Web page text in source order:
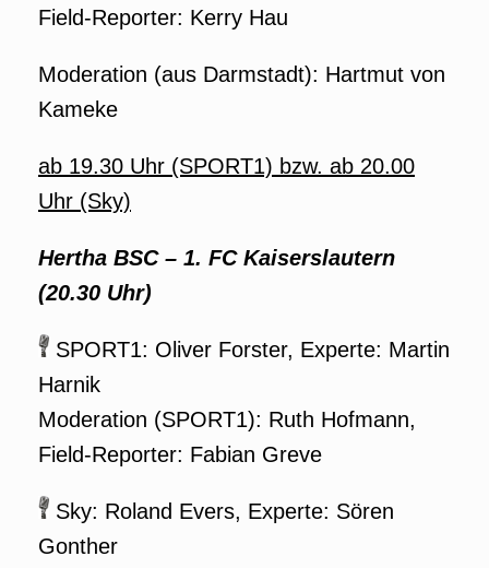
Field-Reporter: Kerry Hau
Moderation (aus Darmstadt): Hartmut von
Kameke
ab 19.30 Uhr (SPORT1) bzw. ab 20.00
Uhr (Sky)
Hertha BSC – 1. FC Kaiserslautern
(20.30 Uhr)
SPORT1: Oliver Forster, Experte: Martin
Harnik
Moderation (SPORT1): Ruth Hofmann,
Field-Reporter: Fabian Greve
Sky: Roland Evers, Experte: Sören
Gonther